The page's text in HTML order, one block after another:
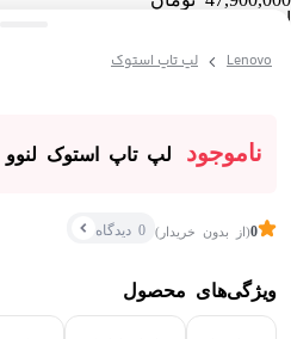
اطلاعات بیشتر
Lenovo لپ تاپ استوک
ناموجود لپ تاپ استوک لنوو ThinkPad T430 i7gen3
0(از بدون خریدار) 0 دیدگاه
ویژگی‌های محصول